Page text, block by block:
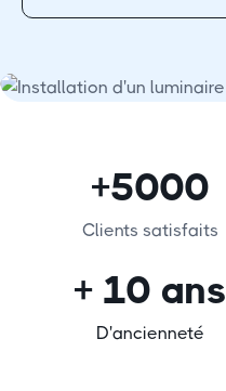
+5000
Clients satisfaits
+ 10 ans
D'ancienneté